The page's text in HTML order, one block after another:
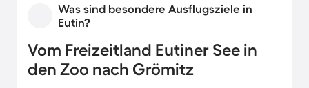
Kleinen Eutiner See.
Was sind besondere Ausflugsziele in
Eutin?
Vom Freizeitland Eutiner See in
den Zoo nach Grömitz